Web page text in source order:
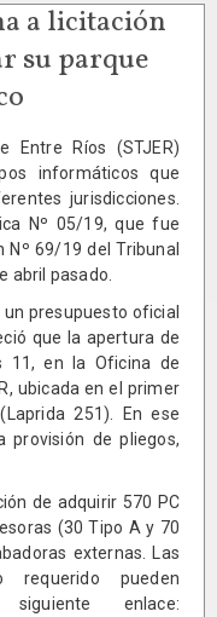
a licitación
su parque
Entre Ríos (STJER)
informáticos que
jurisdicciones.
Nº 05/19, que fue
69/19 del Tribunal
abril pasado.
presupuesto oficial
que la apertura de
11, en la Oficina de
ubicada en el primer
251). En ese
provisión de pliegos,
de adquirir 570 PC
(30 Tipo A y 70
externas. Las
requerido pueden
enlace: